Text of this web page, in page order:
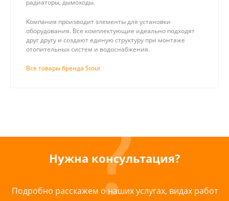
радиаторы, дымоходы.
Компания производит элементы для установки
оборудования. Все комплектующие идеально подходят
друг другу и создают единую структуру при монтаже
отопительных систем и водоснабжения.
Все товары бренда Stout
Нужна консультация?
Подробно расскажем о наших услугах, видах работ